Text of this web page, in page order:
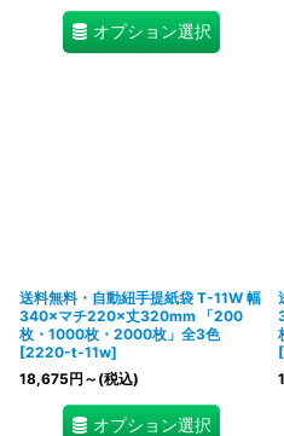
オプション選択
送料無料・自動紐手提紙袋 T-11W 幅
340×マチ220×丈320mm 「200
枚・1000枚・2000枚」全3色
[2220-t-11w]
18,675円 ～ (税込)
オプション選択
[